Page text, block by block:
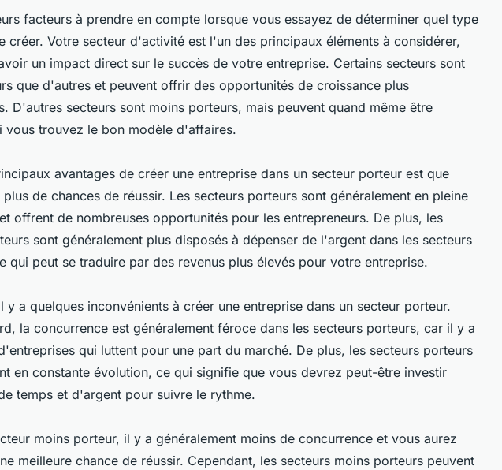
facteurs à prendre en compte lorsque vous essayez de déterminer quel type
créer. Votre secteur d'activité est l'un des principaux éléments à considérer,
un impact direct sur le succès de votre entreprise. Certains secteurs sont
que d'autres et peuvent offrir des opportunités de croissance plus
D'autres secteurs sont moins porteurs, mais peuvent quand même être
vous trouvez le bon modèle d'affaires.
avantages de créer une entreprise dans un secteur porteur est que
de chances de réussir. Les secteurs porteurs sont généralement en pleine
offrent de nombreuses opportunités pour les entrepreneurs. De plus, les
sont généralement plus disposés à dépenser de l'argent dans les secteurs
qui peut se traduire par des revenus plus élevés pour votre entreprise.
y a quelques inconvénients à créer une entreprise dans un secteur porteur.
la concurrence est généralement féroce dans les secteurs porteurs, car il y a
qui luttent pour une part du marché. De plus, les secteurs porteurs
en constante évolution, ce qui signifie que vous devrez peut-être investir
temps et d'argent pour suivre le rythme.
moins porteur, il y a généralement moins de concurrence et vous aurez
meilleure chance de réussir. Cependant, les secteurs moins porteurs peuvent